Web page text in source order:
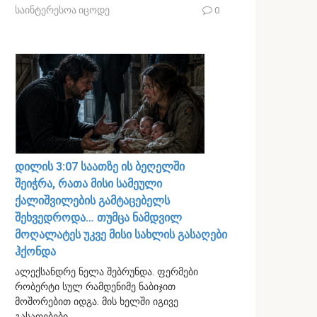
საინტერესოა იცოდე 0
დილის 3:07 საათზე ის ბეღელში
შეიჭრა, რათა მისი სამეული
ქალიშვილების გამტაცებელს
შეხვედროდა… თუმცა ნამდვილ
მოღალატეს უკვე მისი სახლის გასაღები
ჰქონდა
ალექსანდრე ნელა შებრუნდა. ფერმები
რობერტი სულ რამდენიმე ნაბიჯით
მოშორებით იდგა. მის ხელში იგივე